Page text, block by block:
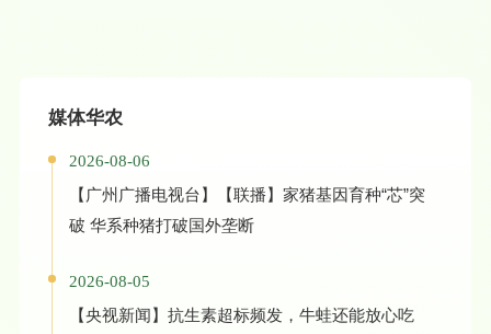
媒体华农
2026-08-06
【广州广播电视台】【联播】家猪基因育种“芯”突
破 华系种猪打破国外垄断
2026-08-05
【央视新闻】抗生素超标频发，牛蛙还能放心吃